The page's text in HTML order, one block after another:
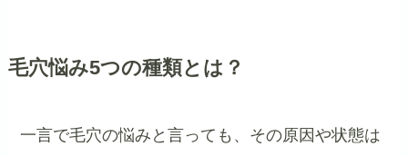
毛穴悩み5つの種類とは？
一言で毛穴の悩みと言っても、その原因や状態は